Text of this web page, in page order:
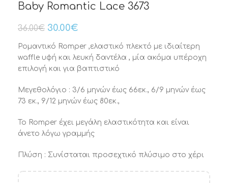
Baby Romantic Lace 3673
36.00€ 30.00€
Ρομαντικό Romper ,ελαστικό πλεκτό με ιδιαίτερη
waffle υφή και λευκή δαντέλα , μία ακόμα υπέροχη
επιλογή και για βαπτιστικό
Μεγεθολόγιο : 3/6 μηνών έως 66εκ., 6/9 μηνών έως
73 εκ., 9/12 μηνών έως 80εκ.,
Το Romper έχει μεγάλη ελαστικότητα και είναι
άνετο λόγω γραμμής
Πλύση : Συνίσταται προσεχτικό πλύσιμο στο χέρι